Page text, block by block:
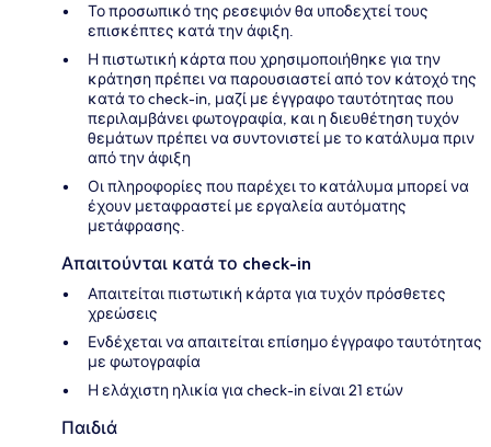
Το προσωπικό της ρεσεψιόν θα υποδεχτεί τους
επισκέπτες κατά την άφιξη.
Η πιστωτική κάρτα που χρησιμοποιήθηκε για την
κράτηση πρέπει να παρουσιαστεί από τον κάτοχό της
κατά το check-in, μαζί με έγγραφο ταυτότητας που
περιλαμβάνει φωτογραφία, και η διευθέτηση τυχόν
θεμάτων πρέπει να συντονιστεί με το κατάλυμα πριν
από την άφιξη
Οι πληροφορίες που παρέχει το κατάλυμα μπορεί να
έχουν μεταφραστεί με εργαλεία αυτόματης
μετάφρασης.
Απαιτούνται κατά το check-in
Απαιτείται πιστωτική κάρτα για τυχόν πρόσθετες
χρεώσεις
Ενδέχεται να απαιτείται επίσημο έγγραφο ταυτότητας
με φωτογραφία
Η ελάχιστη ηλικία για check-in είναι 21 ετών
Παιδιά